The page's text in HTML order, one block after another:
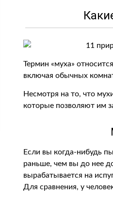
Термин «муха»
включая обычных
Несмотря на то, что
которые позволяют им
Если вы когда-нибудь
раньше, чем вы до нее
вырабатывается на
Для сравнения, у